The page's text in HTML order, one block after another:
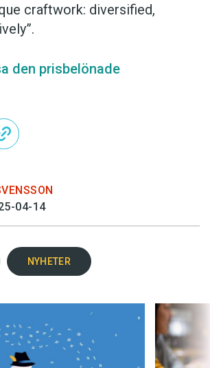
craftwork: diversified,
den prisbelönade
04-14
NYHETER